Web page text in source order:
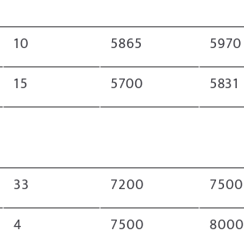
10 5865 5970
15 5700 5831
33 7200 7500
4 7500 8000